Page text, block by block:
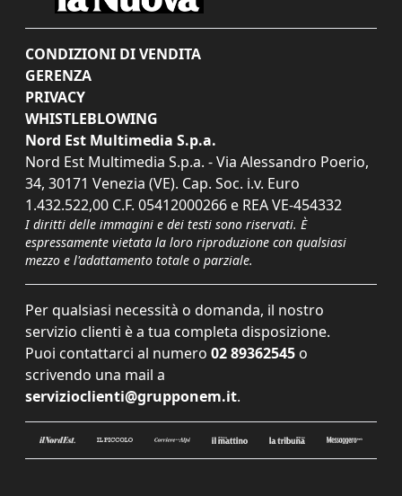
CONDIZIONI DI VENDITA
GERENZA
PRIVACY
WHISTLEBLOWING
Nord Est Multimedia S.p.a.
Nord Est Multimedia S.p.a. - Via Alessandro Poerio,
34, 30171 Venezia (VE). Cap. Soc. i.v. Euro
1.432.522,00 C.F. 05412000266 e REA VE-454332
I diritti delle immagini e dei testi sono riservati. È
espressamente vietata la loro riproduzione con qualsiasi
mezzo e l'adattamento totale o parziale.
Per qualsiasi necessità o domanda, il nostro
servizio clienti è a tua completa disposizione.
Puoi contattarci al numero 02 89362545 o
scrivendo una mail a
servizioclienti@grupponem.it.